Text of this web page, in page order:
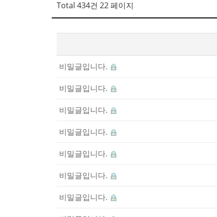
Total 434건 22 페이지
비밀글입니다.
비밀글입니다.
비밀글입니다.
비밀글입니다.
비밀글입니다.
비밀글입니다.
비밀글입니다.